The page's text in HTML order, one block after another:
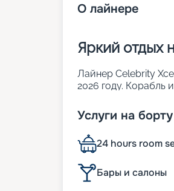
О лайнере
Яркий отдых
Лайнер Celebrity
2026 году. Корабль
будут готовы
туристам:
•
последней палубы
• большой выбор
найти номер по душе;
Услуги на борту
24 hours room
Бары и салоны